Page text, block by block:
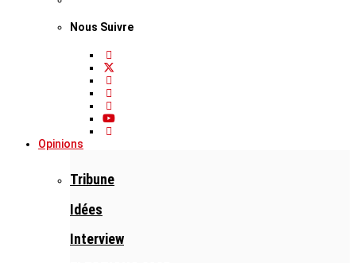
Nous Suivre
Opinions
Tribune
Idées
Interview